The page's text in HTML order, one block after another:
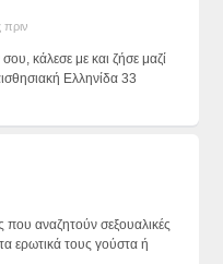
κάλεσε με και ζήσε μαζί
Ελληνίδα 33
που αναζητούν σεξουαλικές
ερωτικά τους γούστα ή